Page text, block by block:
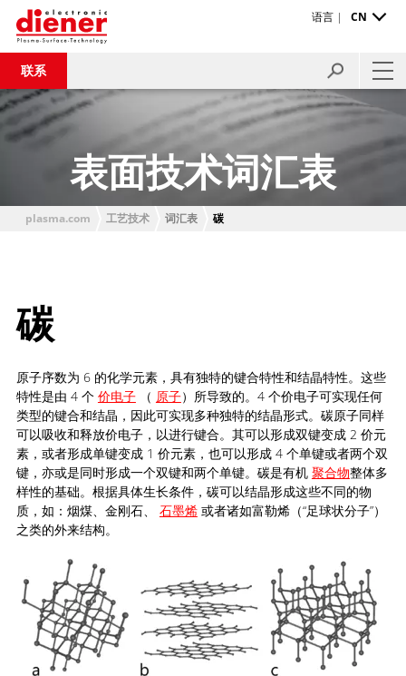
联系
语言 | CN
表面技术词汇表
plasma.com 工艺技术 词汇表 碳
碳
原子序数为 6 的化学元素，具有独特的键合特性和结晶特性。这些
特性是由 4 个 价电子（ 原子）所导致的。4 个价电子可实现任何
类型的键合和结晶，因此可实现多种独特的结晶形式。碳原子同样
可以吸收和释放价电子，以进行键合。其可以形成双键变成 2 价元
素，或者形成单键变成 1 价元素，也可以形成 4 个单键或者两个双
键，亦或是同时形成一个双键和两个单键。碳是有机 聚合物整体多
样性的基础。根据具体生长条件，碳可以结晶形成这些不同的物
质，如：烟煤、金刚石、 石墨烯或者诸如富勒烯（“足球状分子”）
之类的外来结构。